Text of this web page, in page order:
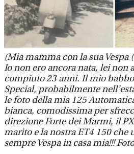
(Mia mamma con la sua Vespa
Io non ero ancora nata, lei non
compiuto 23 anni. Il mio
Special, probabilmente
le foto della mia 125
bianca, comodissima per
direzione Forte dei Marmi, il
marito e la nostra ET4 150 che
sempre Vespa in casa mia!!!